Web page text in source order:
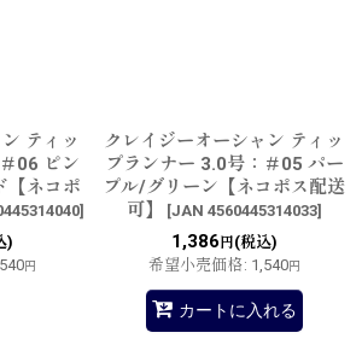
ティッ
06 ピン
【ネコポ
]
)
円
クレイジーオーシャン ティッ
プランナー 3.0号：＃05 パー
プル/グリーン【ネコポス配送
可】
[JAN 4560445314033]
1,386 円(税込)
希望小売価格: 1,540円
カートに入れる